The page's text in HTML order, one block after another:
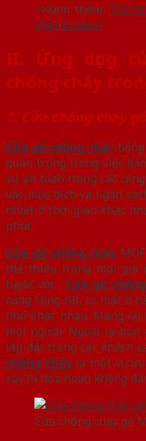
>>Xem thêm: Tìm
cháy Ecodoor
II. Ứng dụng
chống cháy
1. Cửa chống cháy
Cửa gỗ chống cháybằng
quan trọng trong việc
sự an toàn trong các
vào mục đích và ngân
nhiệt ở thời gian khác
phút
Cửa gỗ chống cháy
thể thiếu trong mọi gia
tuyệt vời. Cửa gỗ
cùng rộng rãi, có mặt ở
nhỏ khác nhau. Mang
mọi người. Ngoài ra bạn
lắp đặt trong các khách
chống cháylà một vị
xảy ra hỏa hoạn không
Cửa chống cháy gỗ